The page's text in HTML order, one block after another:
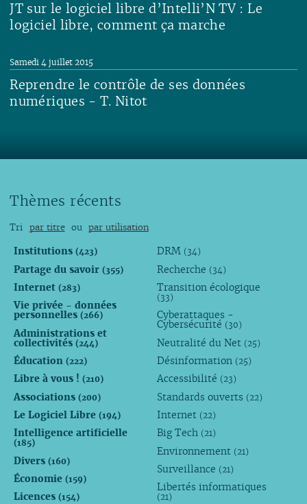
JT sur le logiciel libre d’Intelli’N TV : Le
logiciel libre, comment ça marche
Reprendre le contrôle de ses données
numériques - T. Nitot
Samedi 4 juillet 2015
Thèmes récents
Tri par titre ou par utilisation
Institutions (423)
Partage du savoir (355)
Internet (283)
Vie privée - données
personnelles (266)
Administrations et
collectivités (244)
Éducation (222)
Libre à vous ! (210)
Associations (200)
Le Logiciel Libre (194)
Intelligence artificielle
(185)
Divers (160)
Économie (159)
Licences (154)
DRM (34)
Recherche (34)
Transition écologique
(33)
Cyberattaques -
Cybersécurité (30)
Neutralité du Net (25)
Désinformation (25)
Accessibilité (23)
Standards ouverts (22)
Internet (22)
Big Tech (21)
Environnement (21)
Surveillance (21)
Libertés informatiques
(21)